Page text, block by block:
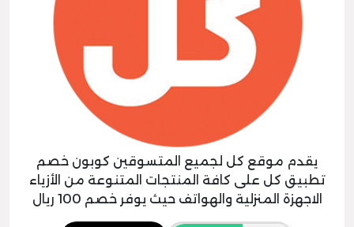
يقدم موقع كل لجميع المتسوقين كوبون خصم
تطبيق كل على كافة المنتجات المتنوعة من الأزياء
الاجهزة المنزلية والهواتف حيث يوفر خصم 100 ريال